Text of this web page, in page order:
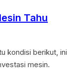
Tahu
kondisi berikut, ini
mesin.